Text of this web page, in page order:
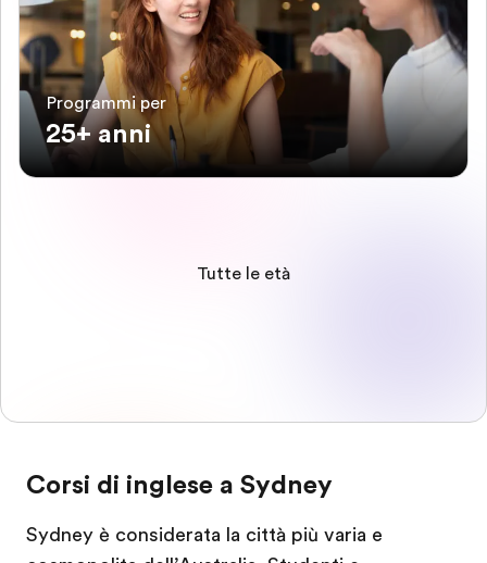
Programmi per
25+ anni
Tutte le età
Corsi di inglese a Sydney
Sydney è considerata la città più varia e